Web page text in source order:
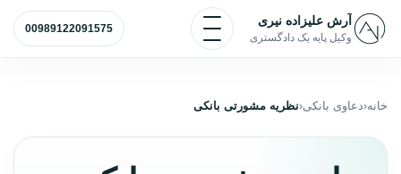
پرش به محتوا
آرش علیزاده نیری
وکیل پایه یک دادگستری
باز و بسته کردن منو
00989122091575
خانه دعاوی بانکی نظریه مشورتی بانکی